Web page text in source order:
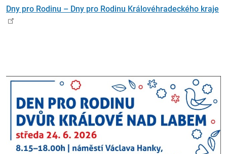
Dny pro Rodinu – Dny pro Rodinu Královéhradeckého kraje